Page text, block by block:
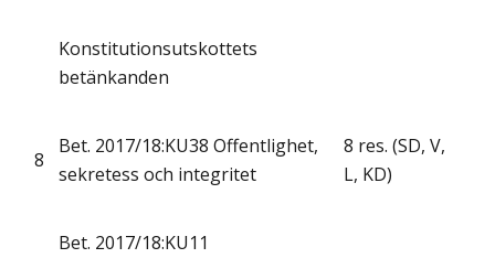
Konstitutionsutskottets
betänkanden
8
Bet. 2017/18:KU38 Offentlighet,
sekretess och integritet
8 res. (SD, V,
L, KD)
Bet. 2017/18:KU11